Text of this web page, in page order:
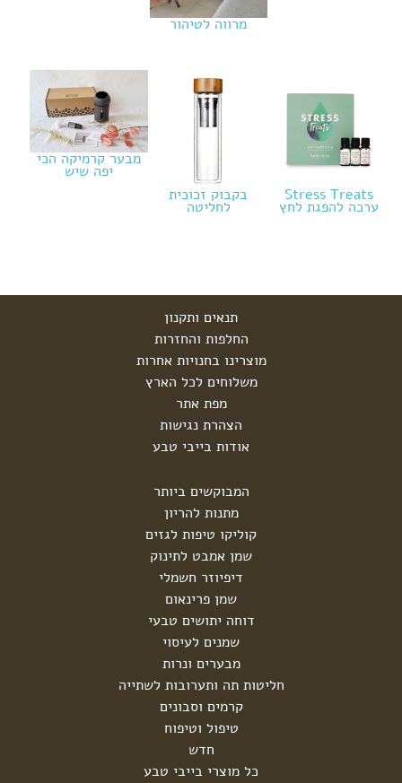
מרווה לטיהור
Stress Treats
ערכה להפגת לחץ
בקבוק זכוכית
לחליטה
מבער קרמיקה הכי
יפה שיש
תנאים ותקנון
החלפות והחזרות
מוצרינו בחנויות אחרות
משלוחים לכל הארץ
מפת אתר
הצהרת נגישות
אודות בייבי טבע
המבוקשים ביותר
מתנות להריון
קוליקו טיפות לגזים
שמן אמבט לתינוק
דיפיוזר חשמלי
שמן פרינאום
דוחה יתושים טבעי
שמנים לעיסוי
מבערים ונרות
חליטות תה ותערובות לשתייה
קרמים וסבונים
טיפול וטיפוח
חדש
כל מוצרי בייבי טבע